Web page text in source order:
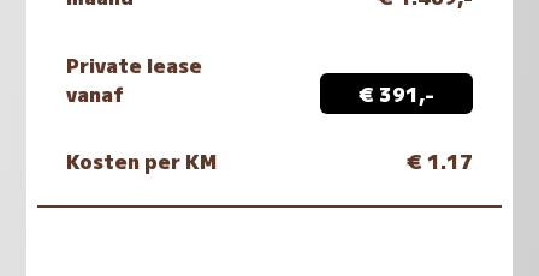
Private lease
vanaf
€ 391,-
Kosten per KM € 1.17